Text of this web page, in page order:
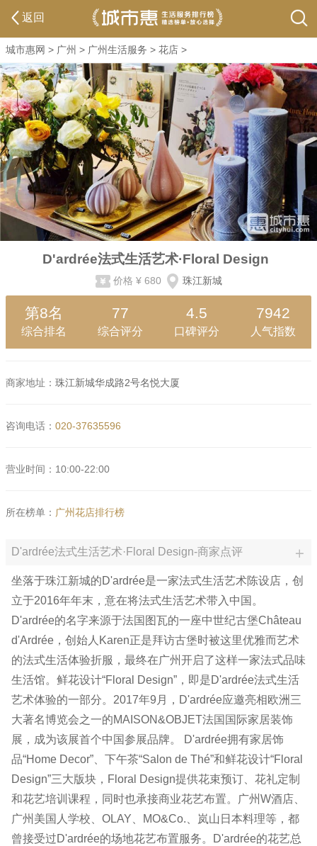
返回
城市惠网 > 广州 > 广州生活服务 > 花店 >
D'ardrée法式生活艺术·Floral Design
价格 ¥ 680 珠江新城
第8名
综合排名
77
综合评分
4.5
口碑评分
7942
人气指数
商家地址： 珠江新城华成路2号名悦大厦
咨询电话： 020-37635596
营业时间：10:00-22:00
所在榜单： 广州花店排行榜
D'ardrée法式生活艺术·Floral Design-商家点评
坐落于珠江新城的D'ardrée是一家法式生活艺术陈设店，创
立于2016年年末，意在将法式生活艺术带入中国。
D'ardrée的名字来源于法国图瓦的一座中世纪古堡Château
d'Ardrée，创始人Karen正是拜访古堡时被这里优雅而艺术
的法式生活体验折服，最终在广州开启了这样一家法式品味
生活馆。鲜花设计“Floral Design”，即是D'ardrée法式生活
艺术体验的一部分。2017年9月，D'ardrée应邀亮相欧洲三
大著名博览会之一的MAISON&OBJET法国国际家居装饰
展，成为该展首个中国参展品牌。 D'ardrée拥有家居饰
品“Home Decor”、下午茶“Salon de Thé”和鲜花设计“Floral
Design”三大版块，Floral Design提供花束预订、花礼定制
和花艺培训课程，同时也承接商业花艺布置。广州W酒店、
广州美国人学校、OLAY、MO&Co.、岚山日本料理等，都
曾接受过D'ardrée的场地花艺布置服务。D'ardrée的花艺总